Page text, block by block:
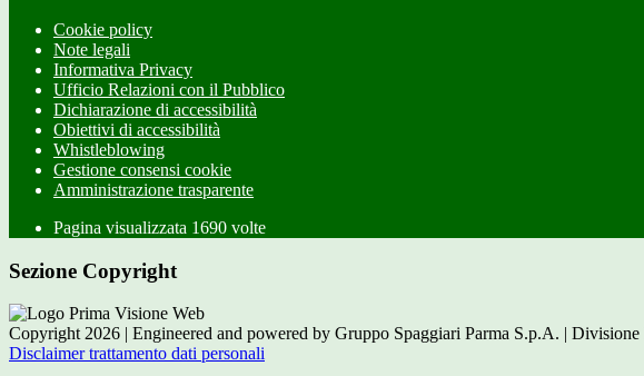
Cookie policy
Note legali
Informativa Privacy
Ufficio Relazioni con il Pubblico
Dichiarazione di accessibilità
Obiettivi di accessibilità
Whistleblowing
Gestione consensi cookie
Amministrazione trasparente
Pagina visualizzata 1690 volte
Sezione Copyright
Copyright 2026 | Engineered and powered by Gruppo Spaggiari Parma S.p.A. |
Disclaimer trattamento dati personali